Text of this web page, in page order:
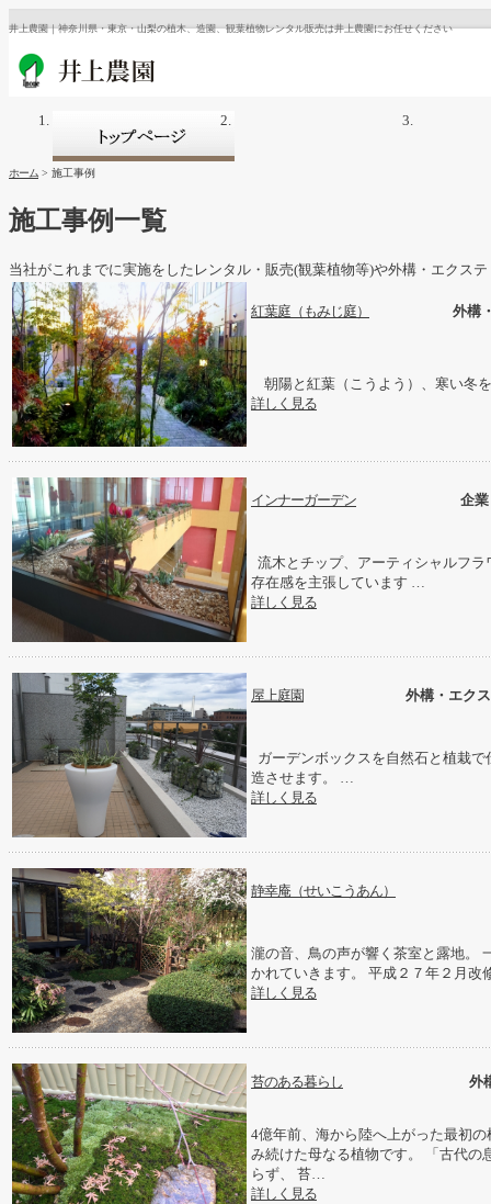
井上農園｜神奈川県・東京・山梨の植木、造園、観葉植物レンタル販売は井上農園にお任せください
ホーム > 施工事例
施工事例一覧
当社がこれまでに実施をしたレンタル・販売(観葉植物等)や外構・エクス
紅葉庭（もみじ庭） 外構
朝陽と紅葉（こうよう）、寒い冬
詳しく見る
インナーガーデン 企
流木とチップ、アーティシャルフ
存在感を主張しています …
詳しく見る
屋上庭園 外構・エク
ガーデンボックスを自然石と植栽
造させます。 …
詳しく見る
静幸庵（せいこうあん）
瀧の音、鳥の声が響く茶室と露地。
かれていきます。 平成２７年２月改
詳しく見る
苔のある暮らし 外
4億年前、海から陸へ上がった最初
み続けた母なる植物です。 「古代の
らず、 苔…
詳しく見る